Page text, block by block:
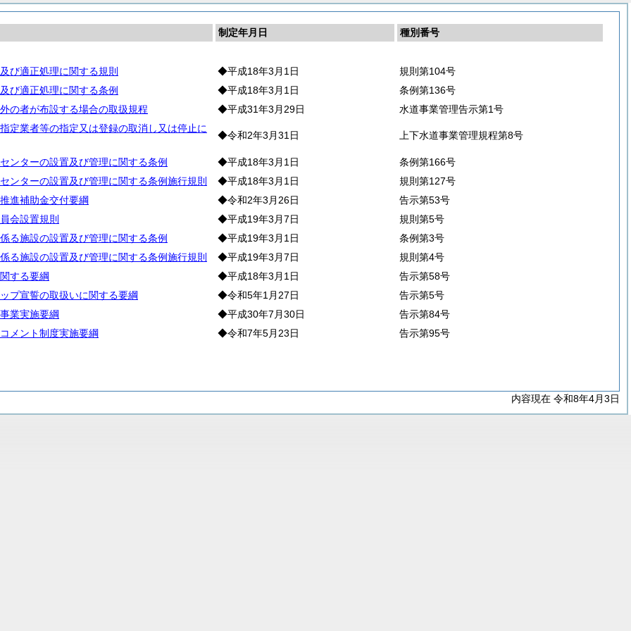
制定年月日
種別番号
び適正処理に関する規則
◆平成18年3月1日
規則第104号
び適正処理に関する条例
◆平成18年3月1日
条例第136号
の者が布設する場合の取扱規程
◆平成31年3月29日
水道事業管理告示第1号
定業者等の指定又は登録の取消し又は停止に
◆令和2年3月31日 上下水道事業管理規程第8号
ンターの設置及び管理に関する条例 ◆平成18年3月1日
条例第166号
ンターの設置及び管理に関する条例施行規則
◆平成18年3月1日
規則第127号
進補助金交付要綱
◆令和2年3月26日
告示第53号
会設置規則
◆平成19年3月7日
規則第5号
る施設の設置及び管理に関する条例
◆平成19年3月1日
条例第3号
る施設の設置及び管理に関する条例施行規則
◆平成19年3月7日
規則第4号
する要綱
◆平成18年3月1日
告示第58号
プ宣誓の取扱いに関する要綱
◆令和5年1月27日
告示第5号
業実施要綱
◆平成30年7月30日
告示第84号
メント制度実施要綱
◆令和7年5月23日 告示第95号
内容現在 令和8年4月3日